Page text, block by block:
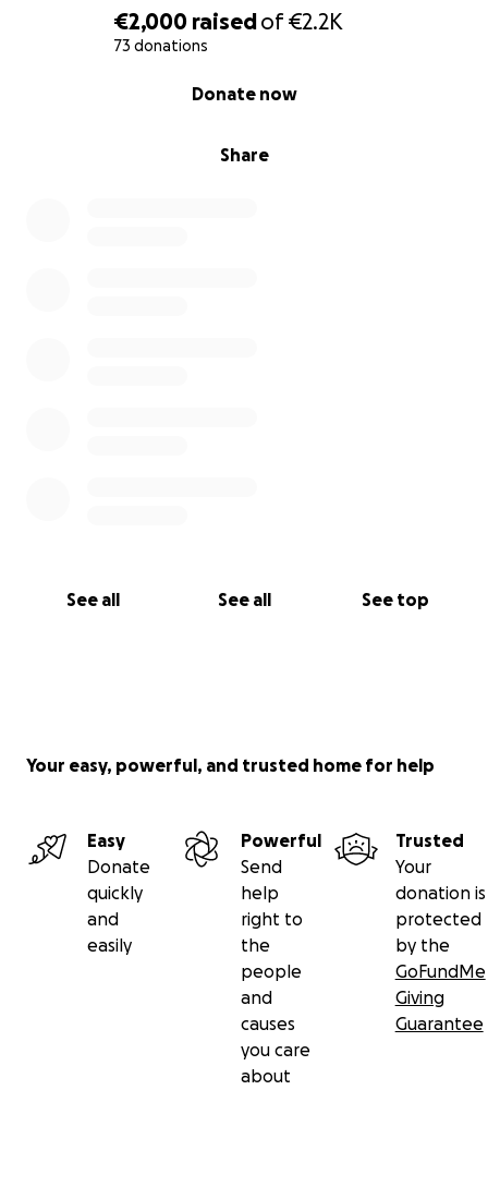
€2,000 raisedof€2.2K
73 donations
Share
Donate now
See all See all See top
Instrumente nun auch immer gerne für meine Yoga
Klassen mitverwende.
Wer weiß, vielleicht wirst du mich eines Tages bei
D Kurt 8 + 1 -->
Your easy, powerful, and trusted home for help
Easy
Donate
quickly
and
easily
Powerful
Send
help
right to
the
people
and
causes
you care
about
Trusted
Your
donation is
protected
by the
GoFundMe
Giving
Guarantee